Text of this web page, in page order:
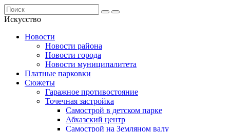
Искусство
Новости
Новости района
Новости города
Новости муниципалитета
Платные парковки
Сюжеты
Гаражное противостояние
Точечная застройка
Самострой в детском парке
Абхазский центр
Самострой на Земляном валу